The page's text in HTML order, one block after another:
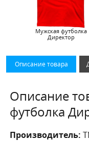
Мужская футболка
Директор
Описание товара
Описание
футболка
Производитель: